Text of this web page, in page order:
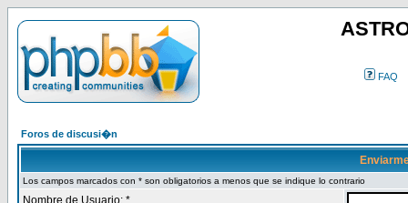
FAQ
Foros de discusi�n
Los campos marcados con * son obligatorios a menos que se indique lo contrario
Nombre de Usuario: *